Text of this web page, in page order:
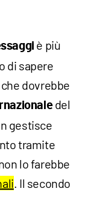
è più
di sapere
dovrebbe
del
gestisce
tramite
lo farebbe
. Il secondo